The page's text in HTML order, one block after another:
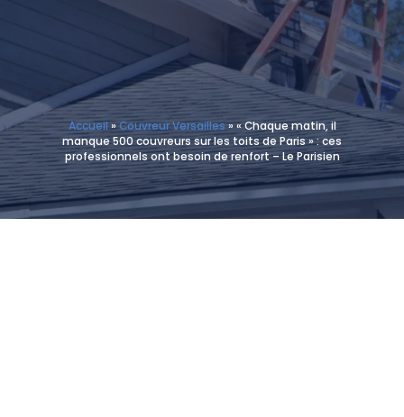
Accueil»Couvreur Versailles»« Chaque matin, il
manque 500 couvreurs sur les toits de Paris » : ces
professionnels ont besoin de renfort – Le Parisien